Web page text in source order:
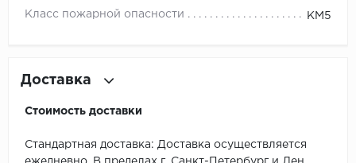
Smartprofile
SPC DEW
Класс пожарной опасности КМ5
Доставка
Стоимость доставки
Стандартная доставка: Доставка осуществляется